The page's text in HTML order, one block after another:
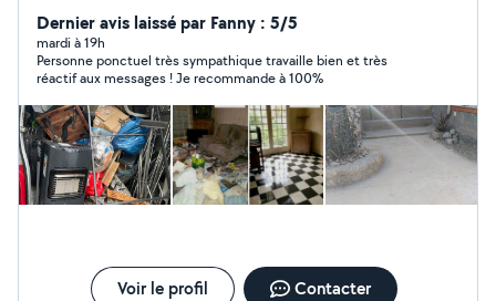
de meuble et petit travaux Hésiter pas à m'envoyer un
mesage pour toute question je répondrai au plus vite.
Merci
Dernier avis laissé par Fanny : 5/5
mardi à 19h
Personne ponctuel très sympathique travaille bien et très
réactif aux messages ! Je recommande à 100%
Voir le profil Contacter